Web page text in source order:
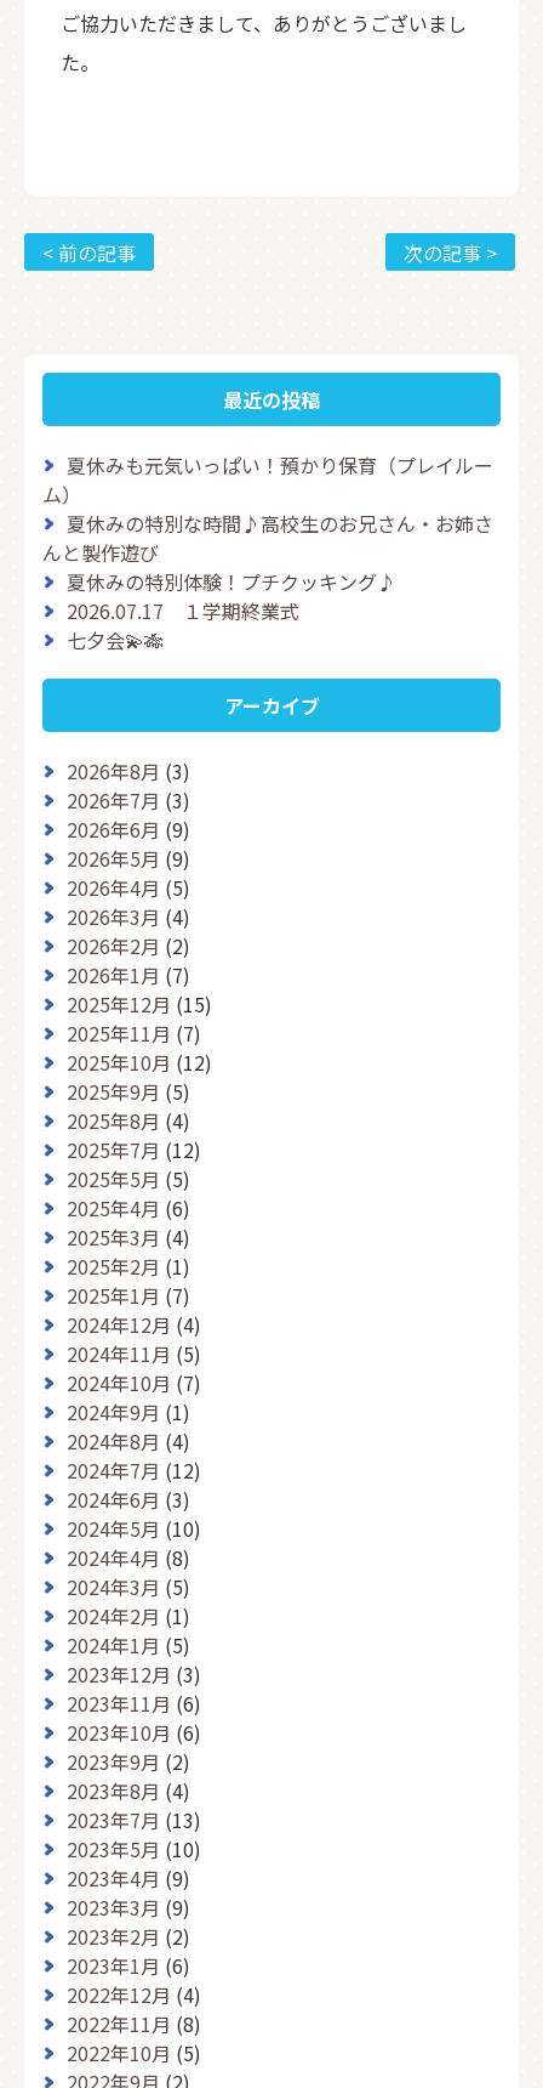
ご協力いただきまして、ありがとうございまし
た。
< 前の記事 次の記事 >
最近の投稿
夏休みも元気いっぱい！預かり保育（プレイルー
ム）
夏休みの特別な時間♪高校生のお兄さん・お姉さ
んと製作遊び
夏休みの特別体験！プチクッキング♪
2026.07.17 １学期終業式
七夕会💫🎋
アーカイブ
2026年8月 (3)
2026年7月 (3)
2026年6月 (9)
2026年5月 (9)
2026年4月 (5)
2026年3月 (4)
2026年2月 (2)
2026年1月 (7)
2025年12月 (15)
2025年11月 (7)
2025年10月 (12)
2025年9月 (5)
2025年8月 (4)
2025年7月 (12)
2025年5月 (5)
2025年4月 (6)
2025年3月 (4)
2025年2月 (1)
2025年1月 (7)
2024年12月 (4)
2024年11月 (5)
2024年10月 (7)
2024年9月 (1)
2024年8月 (4)
2024年7月 (12)
2024年6月 (3)
2024年5月 (10)
2024年4月 (8)
2024年3月 (5)
2024年2月 (1)
2024年1月 (5)
2023年12月 (3)
2023年11月 (6)
2023年10月 (6)
2023年9月 (2)
2023年8月 (4)
2023年7月 (13)
2023年5月 (10)
2023年4月 (9)
2023年3月 (9)
2023年2月 (2)
2023年1月 (6)
2022年12月 (4)
2022年11月 (8)
2022年10月 (5)
2022年9月 (2)